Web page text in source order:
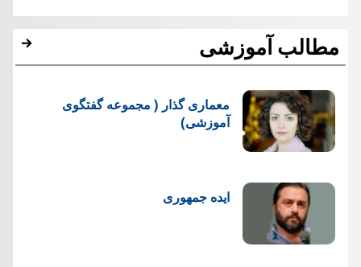
مطالب آموزشی
معماری گذار ( مجموعه گفتگوی
آموزشی)
ایده جمهوری